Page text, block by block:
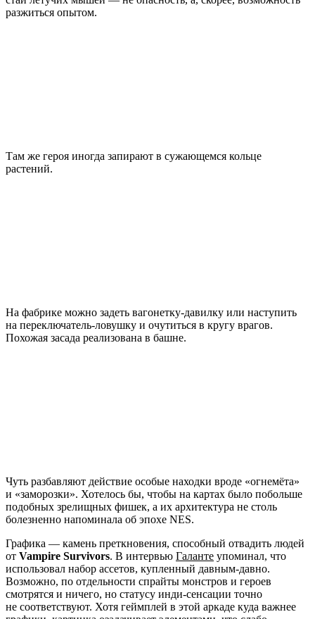
разжиться опытом.
Там же героя иногда запирают в сужающемся кольце
растений.
На фабрике можно задеть вагонетку-давилку или наступить
на переключатель-ловушку и очутиться в кругу врагов.
Похожая засада реализована в башне.
Чуть разбавляют действие особые находки вроде «огнемёта»
и «заморозки». Хотелось бы, чтобы на картах было побольше
подобных зрелищных фишек, а их архитектура не столь
болезненно напоминала об эпохе NES.
Графика — камень преткновения, способный отвадить людей
от Vampire Survivors. В интервью Галанте упоминал, что
использовал набор ассетов, купленный давным-давно.
Возможно, по отдельности спрайты монстров и героев
смотрятся и ничего, но статусу инди-сенсации точно
не соответствуют. Хотя геймплей в этой аркаде куда важнее